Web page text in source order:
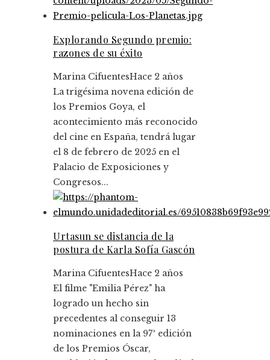
Explorando Segundo premio:
razones de su éxito
Marina CifuentesHace 2 años
La trigésima novena edición de
los Premios Goya, el
acontecimiento más reconocido
del cine en España, tendrá lugar
el 8 de febrero de 2025 en el
Palacio de Exposiciones y
Congresos...
Urtasun se distancia de la
postura de Karla Sofía Gascón
Marina CifuentesHace 2 años
El filme "Emilia Pérez" ha
logrado un hecho sin
precedentes al conseguir 13
nominaciones en la 97ª edición
de los Premios Óscar,